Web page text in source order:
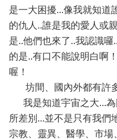
是一大困擾...像我就知道
的仇人..誰是我的愛人或
是..他們也來了..我認識囉
的是..有口不能說明白啊
喔！
坊間、國內外都有許
我是知道宇宙之大...為
所差別...並不是只有我們
宗教、靈異、醫學、市場